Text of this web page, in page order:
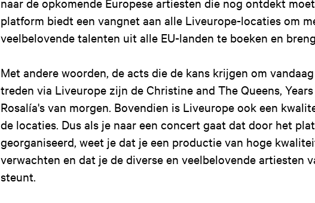
platform biedt een vangnet aan alle Liveurope-locaties om
veelbelovende talenten uit alle EU-landen te boeken en
Met andere woorden, de acts die de kans krijgen om
treden via Liveurope zijn de Christine and The Queens, Years
Rosalía's van morgen. Bovendien is Liveurope ook een
de locaties. Dus als je naar een concert gaat dat door het
georganiseerd, weet je dat je een productie van hoge
verwachten en dat je de diverse en veelbelovende artiesten
steunt.